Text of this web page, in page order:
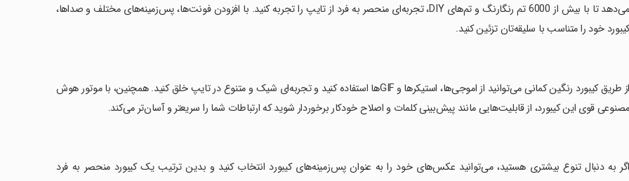
می‌دهد تا با بیش از 6000 تم رنگارنگ و تم‌های DIY، تجربه‌ای منحصر به فرد از تایپ را تجربه کنید. با افزودن فونت‌ها، پس‌زمینه‌های مختلف و صداها،
کیبورد خود را متناسب با سلیقه‌تان تزئین کنید.
‏از طریق کیبورد رنگین کمانی می‌توانید از اموجی‌ها، استیکرها و GIF‌ها استفاده کنید و تجربه‌ای شیک و متنوع در تایپ خلق کنید. همچنین، با موتور هوش
مصنوعی قوی این کیبورد، از قابلیت‌هایی مانند پیش‌بینی کلمات و اصلاح خودکار برخوردار شوید که ارتباطات شما را سریعتر و آسان‌تر می‌کند.
‏اگر به دنبال تنوع بیشتری هستید، می‌توانید عکس‌های خود را به عنوان پس‌زمینه‌های کیبورد انتخاب کنید و بدین ترتیب یک کیبورد منحصر به فرد